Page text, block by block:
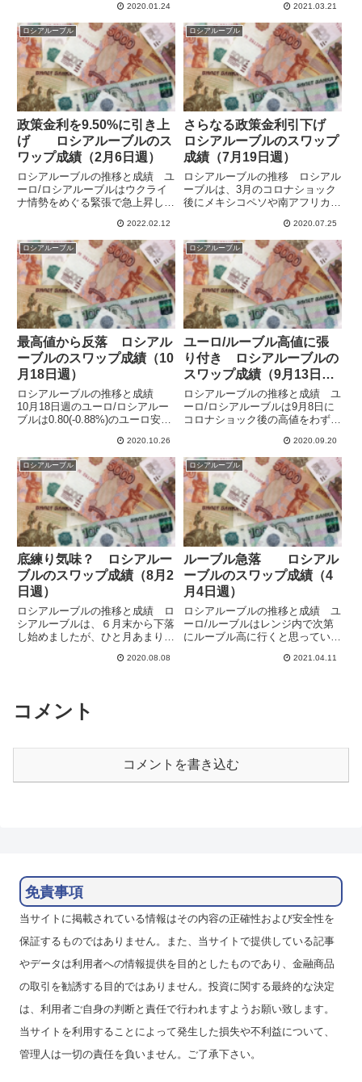
が得られないことがわかりまし
た。スワップの額だけ見ていると
うまくいきそうな気がしますが、
い...
2020.01.24
86.50まで大きく下落しユーロ
安・ルーブル高が進みましたが、
先週後半には反転上昇して戻して
しまいました。急速な損失...
2021.03.21
ロシアルーブル
政策金利を9.50%に引き上
げ ロシアルーブルのス
ワップ成績（2月6日週）
ロシアルーブルの推移と成績 ユ
ーロ/ロシアルーブルはウクライ
ナ情勢をめぐる緊張で急上昇した
が進み、週の途中まではルーブル
が堅調だったのでかなり油断して
いましたが、11日にロシア中銀
が政策金利の9.50%への引き...
2022.02.12
ロシアルーブル
さらなる政策金利引下げ
ロシアルーブルのスワップ
成績（7月19日週）
ロシアルーブルの推移 ロシアル
ーブルは、3月のコロナショック
後にメキシコペソや南アフリカラ
のですが、ここひと月ほど下落が
続き、かなり低迷しています。世
界銀行の経済成長率マイナス6％
予想、モスクワでの憲法改正反
対...
2020.07.25
ロシアルーブル
最高値から反落 ロシアル
ーブルのスワップ成績（10
月18日週）
ロシアルーブルの推移と成績
10月18日週のユーロ/ロシアルー
ブルは0.80(-0.88%)のユーロ安・
がってきました。中銀の外貨売り
が効いてきたかも知れません。ま
だ安心できるような水準ではない
ですが、ここが天...
2020.10.26
ロシアルーブル
ユーロ/ルーブル高値に張
り付き ロシアルーブルの
スワップ成績（9月13日
週）
ロシアルーブルの推移と成績 ユ
ーロ/ロシアルーブルは9月8日に
コロナショック後の高値をわずか
すが、週末にかけて再び上昇しま
した。おかげで売りポジションの
損失も再び拡大です。まだ大きく
下落しそうな気配はありません...
2020.09.20
ロシアルーブル
底練り気味？ ロシアルー
ブルのスワップ成績（8月2
日週）
ロシアルーブルの推移と成績 ロ
シアルーブルは、６月末から下落
し始めましたが、ひと月あまりの
感じがあります。新しい月に入っ
ロ/ルーブルはほぼ横ばいの0....
2020.08.08
ロシアルーブル
ルーブル急落 ロシアル
ーブルのスワップ成績（4
月4日週）
ロシアルーブルの推移と成績 ユ
ーロ/ルーブルはレンジ内で次第
にルーブル高に行くと思っていた
ジを上に飛び出てしまいました。
2021.04.11
コメント
コメントを書き込む
免責事項
当サイトに掲載されている情報はその内容の正確性および安全性を
保証するものではありません。また、当サイトで提供している記事
やデータは利用者への情報提供を目的としたものであり、金融商品
の取引を勧誘する目的ではありません。投資に関する最終的な決定
は、利用者ご自身の判断と責任で行われますようお願い致します。
当サイトを利用することによって発生した損失や不利益について、
管理人は一切の責任を負いません。ご了承下さい。